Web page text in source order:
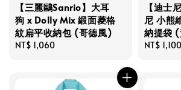
【三麗鷗Sanrio】大耳
狗 x Dolly Mix 緞面菱格
紋扁平收納包 (哥德風)
Regular
NT$ 1,060
【迪士
尼 小熊
納提袋
Regular
NT$ 1,100